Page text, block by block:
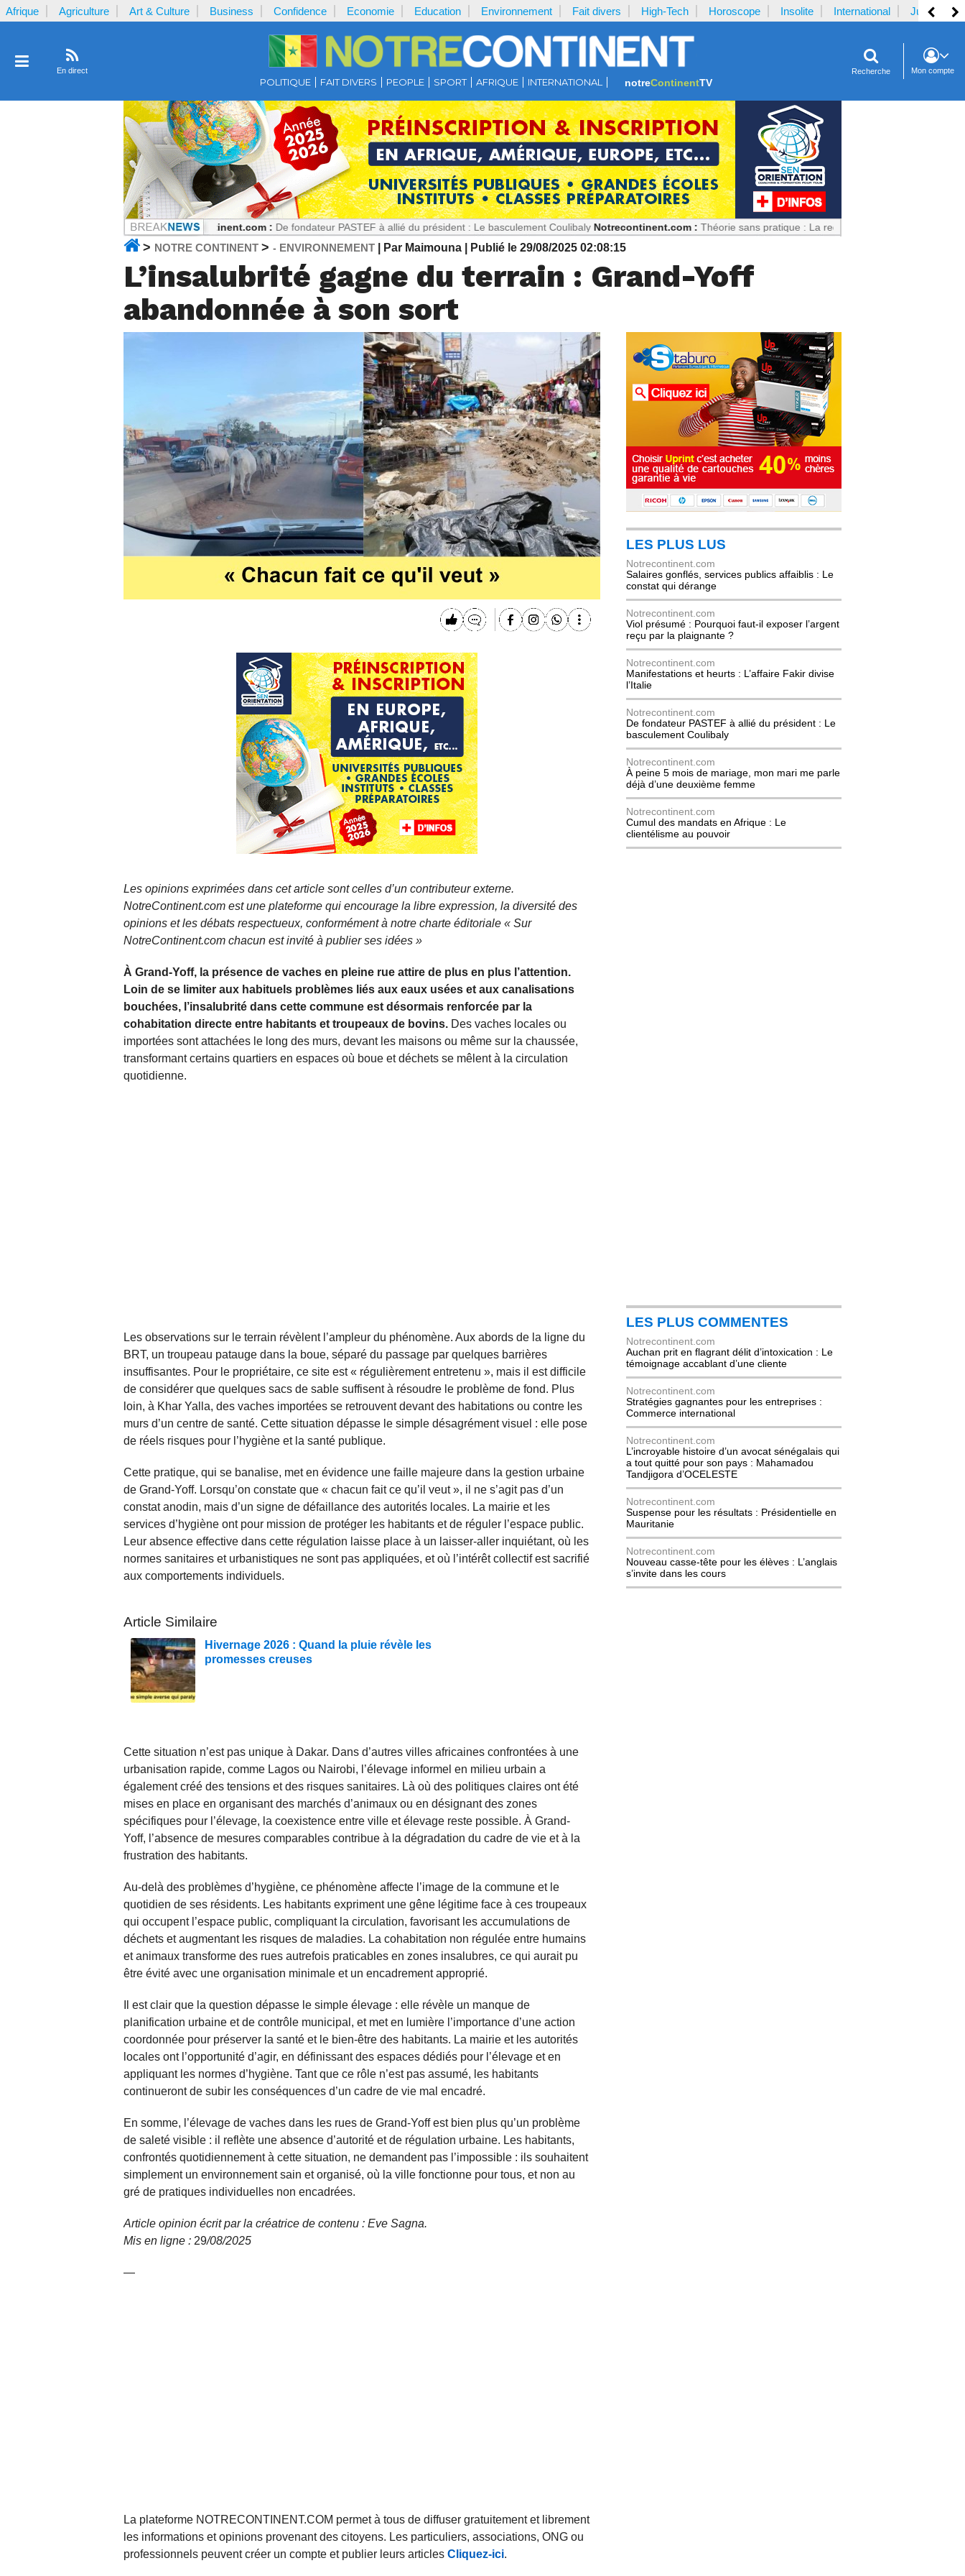
Afrique Agriculture Art & Culture Business Confidence Economie Education Environnement Fait divers High-Tech Horoscope Insolite International Justice
En direct
POLITIQUE FAIT DIVERS PEOPLE SPORT AFRIQUE INTERNATIONAL notreContinentTV
Recherche Mon compte
Notrecontinent.com : De fondateur PASTEF à allié du président : Le basculement Coulibaly Notrecontinent.com : Théorie sans pratique : La recette du désastre des séries scientifiques
> NOTRE CONTINENT > - ENVIRONNEMENT | Par Maimouna | Publié le 29/08/2025 02:08:15
L’insalubrité gagne du terrain : Grand-Yoff
abandonnée à son sort
Les opinions exprimées dans cet article sont celles d’un contributeur externe.
NotreContinent.com est une plateforme qui encourage la libre expression, la diversité des
opinions et les débats respectueux, conformément à notre charte éditoriale « Sur
NotreContinent.com chacun est invité à publier ses idées »
À Grand-Yoff, la présence de vaches en pleine rue attire de plus en plus l’attention.
Loin de se limiter aux habituels problèmes liés aux eaux usées et aux canalisations
bouchées, l’insalubrité dans cette commune est désormais renforcée par la
cohabitation directe entre habitants et troupeaux de bovins. Des vaches locales ou
importées sont attachées le long des murs, devant les maisons ou même sur la chaussée,
transformant certains quartiers en espaces où boue et déchets se mêlent à la circulation
quotidienne.
Les observations sur le terrain révèlent l’ampleur du phénomène. Aux abords de la ligne du
BRT, un troupeau patauge dans la boue, séparé du passage par quelques barrières
insuffisantes. Pour le propriétaire, ce site est « régulièrement entretenu », mais il est difficile
de considérer que quelques sacs de sable suffisent à résoudre le problème de fond. Plus
loin, à Khar Yalla, des vaches importées se retrouvent devant des habitations ou contre les
murs d’un centre de santé. Cette situation dépasse le simple désagrément visuel : elle pose
de réels risques pour l’hygiène et la santé publique.
Cette pratique, qui se banalise, met en évidence une faille majeure dans la gestion urbaine
de Grand-Yoff. Lorsqu’on constate que « chacun fait ce qu’il veut », il ne s’agit pas d’un
constat anodin, mais d’un signe de défaillance des autorités locales. La mairie et les
services d’hygiène ont pour mission de protéger les habitants et de réguler l’espace public.
Leur absence effective dans cette régulation laisse place à un laisser-aller inquiétant, où les
normes sanitaires et urbanistiques ne sont pas appliquées, et où l’intérêt collectif est sacrifié
aux comportements individuels.
Article Similaire
Hivernage 2026 : Quand la pluie révèle les
promesses creuses
Cette situation n’est pas unique à Dakar. Dans d’autres villes africaines confrontées à une
urbanisation rapide, comme Lagos ou Nairobi, l’élevage informel en milieu urbain a
également créé des tensions et des risques sanitaires. Là où des politiques claires ont été
mises en place en organisant des marchés d’animaux ou en désignant des zones
spécifiques pour l’élevage, la coexistence entre ville et élevage reste possible. À Grand-
Yoff, l’absence de mesures comparables contribue à la dégradation du cadre de vie et à la
frustration des habitants.
Au-delà des problèmes d’hygiène, ce phénomène affecte l’image de la commune et le
quotidien de ses résidents. Les habitants expriment une gêne légitime face à ces troupeaux
qui occupent l’espace public, compliquant la circulation, favorisant les accumulations de
déchets et augmentant les risques de maladies. La cohabitation non régulée entre humains
et animaux transforme des rues autrefois praticables en zones insalubres, ce qui aurait pu
être évité avec une organisation minimale et un encadrement approprié.
Il est clair que la question dépasse le simple élevage : elle révèle un manque de
planification urbaine et de contrôle municipal, et met en lumière l’importance d’une action
coordonnée pour préserver la santé et le bien-être des habitants. La mairie et les autorités
locales ont l’opportunité d’agir, en définissant des espaces dédiés pour l’élevage et en
appliquant les normes d’hygiène. Tant que ce rôle n’est pas assumé, les habitants
continueront de subir les conséquences d’un cadre de vie mal encadré.
En somme, l’élevage de vaches dans les rues de Grand-Yoff est bien plus qu’un problème
de saleté visible : il reflète une absence d’autorité et de régulation urbaine. Les habitants,
confrontés quotidiennement à cette situation, ne demandent pas l’impossible : ils souhaitent
simplement un environnement sain et organisé, où la ville fonctionne pour tous, et non au
gré de pratiques individuelles non encadrées.
Article opinion écrit par la créatrice de contenu : Eve Sagna.
Mis en ligne : 29/08/2025
—
La plateforme NOTRECONTINENT.COM permet à tous de diffuser gratuitement et librement
les informations et opinions provenant des citoyens. Les particuliers, associations, ONG ou
professionnels peuvent créer un compte et publier leurs articles Cliquez-ici.
LES PLUS LUS
Notrecontinent.com
Salaires gonflés, services publics affaiblis : Le
constat qui dérange
Notrecontinent.com
Viol présumé : Pourquoi faut-il exposer l’argent
reçu par la plaignante ?
Notrecontinent.com
Manifestations et heurts : L’affaire Fakir divise
l’Italie
Notrecontinent.com
De fondateur PASTEF à allié du président : Le
basculement Coulibaly
Notrecontinent.com
À peine 5 mois de mariage, mon mari me parle
déjà d’une deuxième femme
Notrecontinent.com
Cumul des mandats en Afrique : Le
clientélisme au pouvoir
LES PLUS COMMENTES
Notrecontinent.com
Auchan prit en flagrant délit d’intoxication : Le
témoignage accablant d’une cliente
Notrecontinent.com
Stratégies gagnantes pour les entreprises :
Commerce international
Notrecontinent.com
L’incroyable histoire d’un avocat sénégalais qui
a tout quitté pour son pays : Mahamadou
Tandjigora d’OCELESTE
Notrecontinent.com
Suspense pour les résultats : Présidentielle en
Mauritanie
Notrecontinent.com
Nouveau casse-tête pour les élèves : L’anglais
s’invite dans les cours